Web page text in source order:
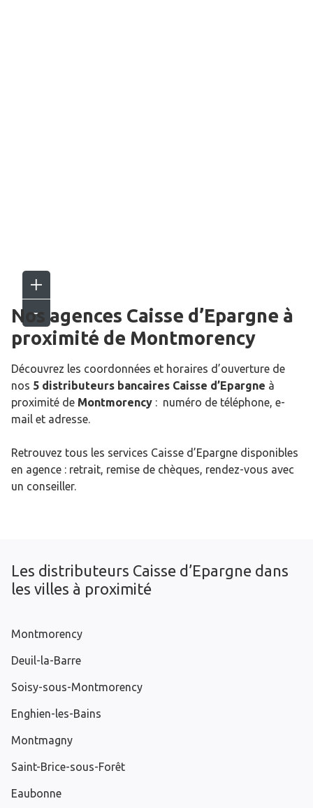
Nos agences Caisse d’Epargne à
proximité de Montmorency
Découvrez les coordonnées et horaires d’ouverture de
nos 5 distributeurs bancaires Caisse d’Epargne à
proximité de Montmorency : numéro de téléphone, e-
mail et adresse.
Retrouvez tous les services Caisse d’Epargne disponibles
en agence : retrait, remise de chèques, rendez-vous avec
un conseiller.
Les distributeurs Caisse d’Epargne dans
les villes à proximité
Montmorency
Deuil-la-Barre
Soisy-sous-Montmorency
Enghien-les-Bains
Montmagny
Saint-Brice-sous-Forêt
Eaubonne